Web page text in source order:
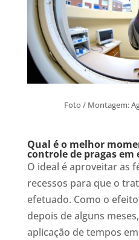
Foto / Montagem:
Qual é o melhor
controle de pragas em
O ideal é aproveitar as
recessos para que o
efetuado. Como o
depois de alguns
aplicação de tempos